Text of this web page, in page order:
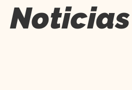
Noticias